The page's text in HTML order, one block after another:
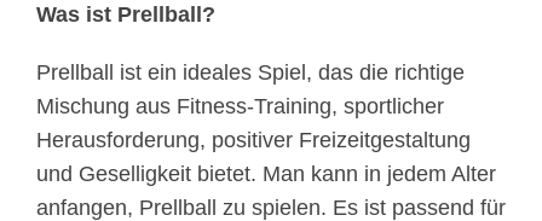
Was ist Prellball?
Prellball ist ein ideales Spiel, das die richtige
Mischung aus Fitness-Training, sportlicher
Herausforderung, positiver Freizeitgestaltung
und Geselligkeit bietet. Man kann in jedem Alter
anfangen, Prellball zu spielen. Es ist passend für